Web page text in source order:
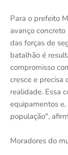
Para o prefeito
avanço
das forças de
batalhão é
compromisso
cresce e precisa
realidade. Essa
equipamentos
população",
Moradores do